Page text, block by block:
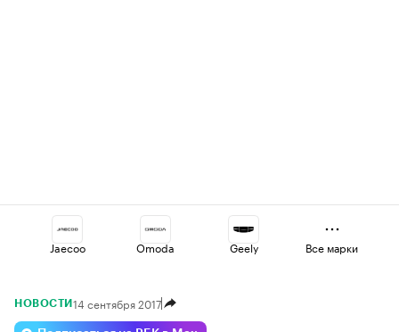
Jaecoo Omoda Geely
Voyah Haval
Все марки
НОВОСТИ 14 сентября 2017